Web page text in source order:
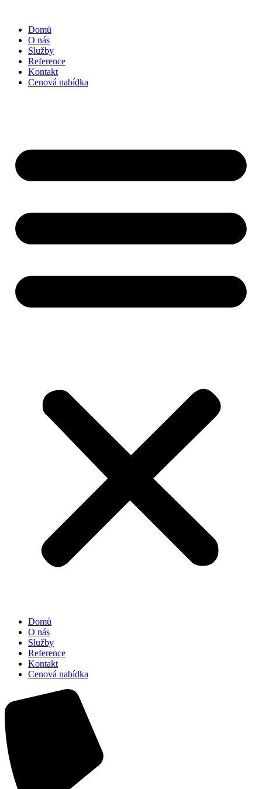
obsahuDomů
O nás
Služby
Reference
Kontakt
Cenová nabídka
Domů
O nás
Služby
Reference
Kontakt
Cenová nabídka